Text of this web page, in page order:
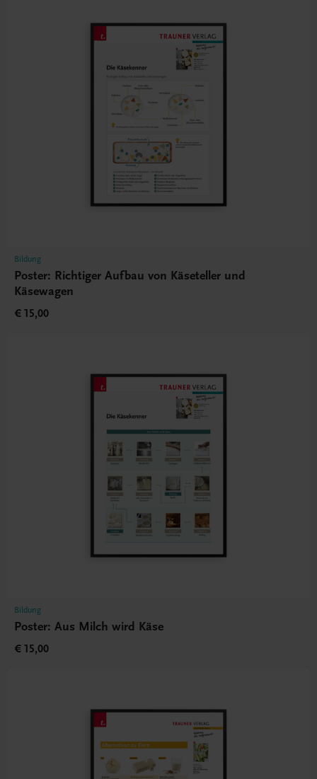
Bildung
Poster: Richtiger Aufbau von Käseteller und
Käsewagen
€ 15,00
Bildung
Poster: Aus Milch wird Käse
€ 15,00